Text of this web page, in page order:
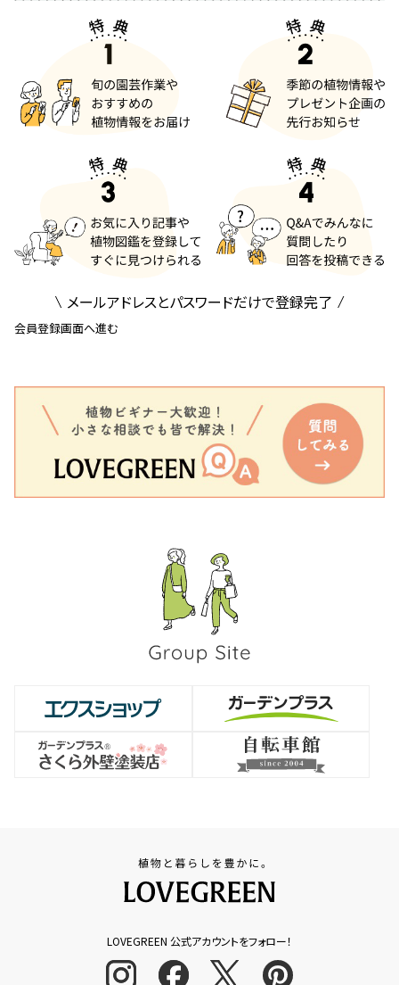
メールアドレスとパスワードだけで登録完了
会員登録画面へ進む
LOVEGREEN 公式アカウントをフォロー！